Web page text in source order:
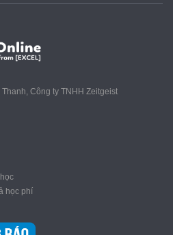
Công ty TNHH Zeitgeist
học phí